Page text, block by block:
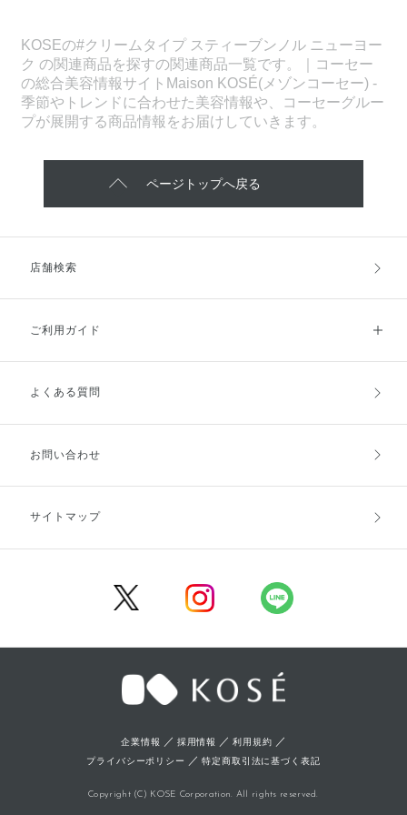
KOSEの#クリームタイプ スティーブンノル ニューヨー
ク の関連商品を探すの関連商品一覧です。｜コーセー
の総合美容情報サイトMaison KOSÉ(メゾンコーセー) -
季節やトレンドに合わせた美容情報や、コーセーグルー
プが展開する商品情報をお届けしていきます。
ページトップへ戻る
店舗検索
ご利用ガイド
ご利用ガイドトップ
お支払方法
キャンセル・返品・交換
よくある質問
お問い合わせ
サイトマップ
企業情報 ／ 採用情報 ／利用規約 ／
プライバシーポリシー ／特定商取引法に基づく表記
Copyright (C) KOSE Corporation. All rights reserved.